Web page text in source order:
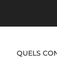
QUELS